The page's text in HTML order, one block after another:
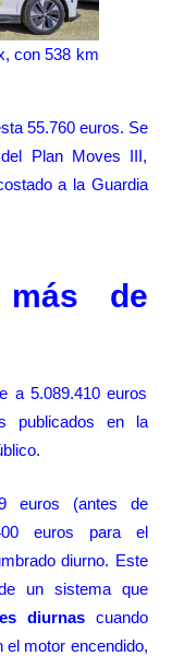
con 538 km
55.760 euros. Se
Plan Moves III,
a la Guardia
más de
a 5.089.410 euros
publicados en la
euros (antes de
euros para el
diurno. Este
un sistema que
diurnascuando
el motor encendido,